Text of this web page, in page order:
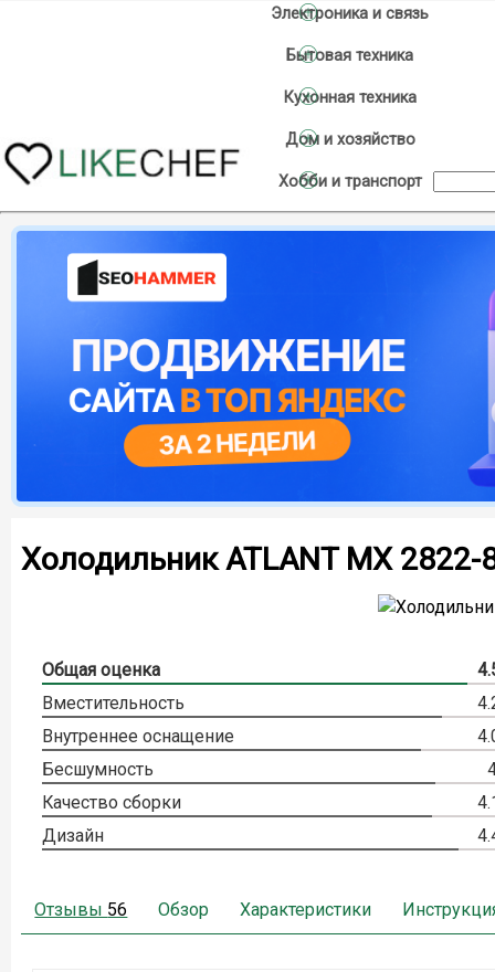
Электроника и связь
Бытовая техника
Кухонная техника
Дом и хозяйство
Хобби и транспорт
Холодильник ATLANT МХ 2822-
Общая оценка
Вместительность
Внутреннее оснащение
Бесшумность
Качество сборки
Дизайн
Отзывы 56 Обзор Характеристики